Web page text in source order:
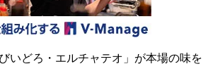
いどろ・エルチャテオ」が本場の味を